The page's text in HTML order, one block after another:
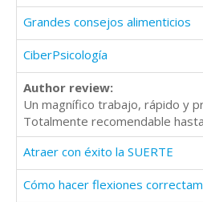
Grandes consejos alimenticios
CiberPsicología
Author review:
Un magnífico trabajo, rápido y
Totalmente recomendable
Atraer con éxito la SUERTE
Cómo hacer flexiones